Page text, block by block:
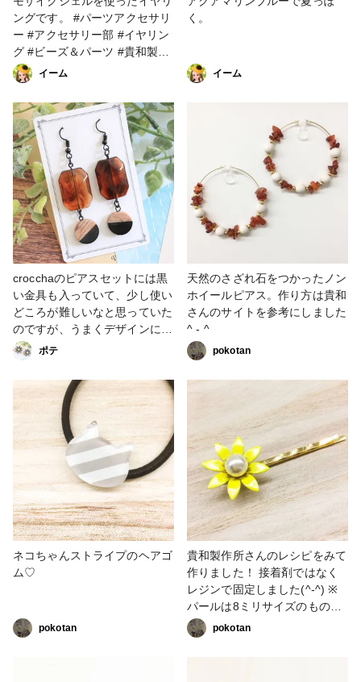
ングです。 #パーツアクセサリ
ー #アクセサリー部 #イヤリン
グ #ビーズ＆パーツ #貴和製作
所
イーム
く。
イーム
crocchaのピアスセットには黒
い金具も入っていて、少し使い
どころが難しいなと思っていた
のですが、うまくデザインに取
り入れられたかな？と思ってい
ます！
ポテ
天然のさざれ石をつかったノン
ホイールピアス。作り方は貴和
さんのサイトを参考にしました
^ - ^
pokotan
ネコちゃんストライプのヘアゴ
ム♡
pokotan
貴和製作所さんのレシピをみて
作りました！ 接着剤ではなく
レジンで固定しました(^-^) ※
パールは8ミリサイズのものに
変更しました
pokotan